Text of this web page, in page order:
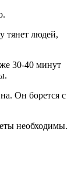
тянет людей,
30-40 минут
Он борется с
необходимы.